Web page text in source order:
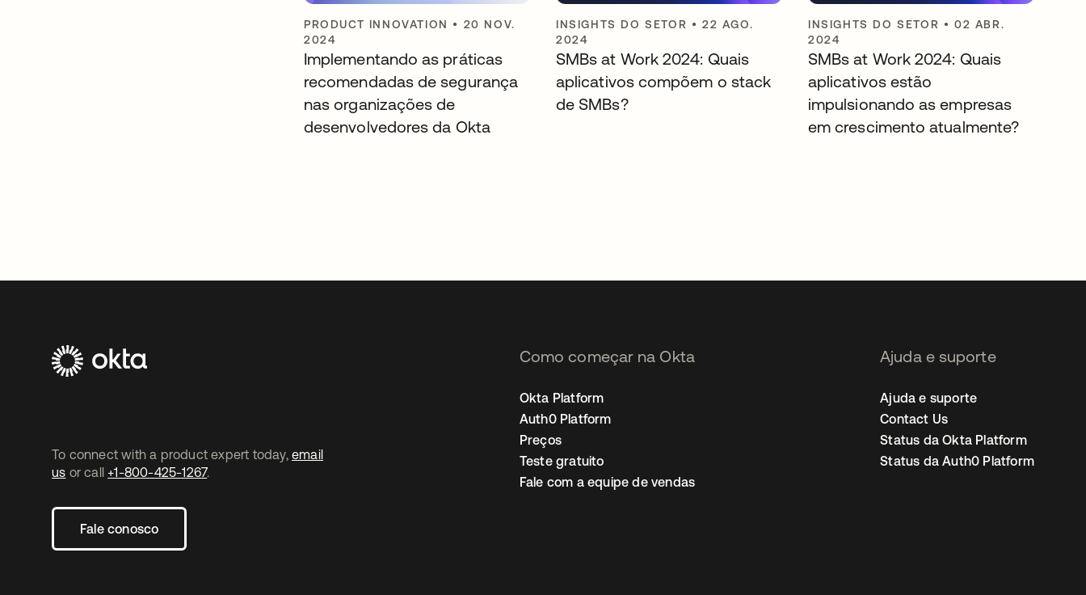
PRODUCT INNOVATION • 20 NOV.
2024
Implementando as práticas
recomendadas de segurança
nas organizações de
desenvolvedores da Okta
INSIGHTS DO SETOR •22 AGO.
2024
SMBs at Work 2024: Quais
aplicativos compõem o stack
de SMBs?
INSIGHTS DO SETOR •02 ABR.
2024
SMBs at Work 2024: Quais
aplicativos estão
impulsionando as empresas
em crescimento atualmente?
To connect with a product expert today, email
us or call +1-800-425-1267.
Fale conosco
Como começar na Okta
Okta Platform
Auth0 Platform
Preços
Teste gratuito
Fale com a equipe de vendas
Ajuda e suporte
Ajuda e suporte
Contact Us
Status da Okta Platform
Status da Auth0 Platform